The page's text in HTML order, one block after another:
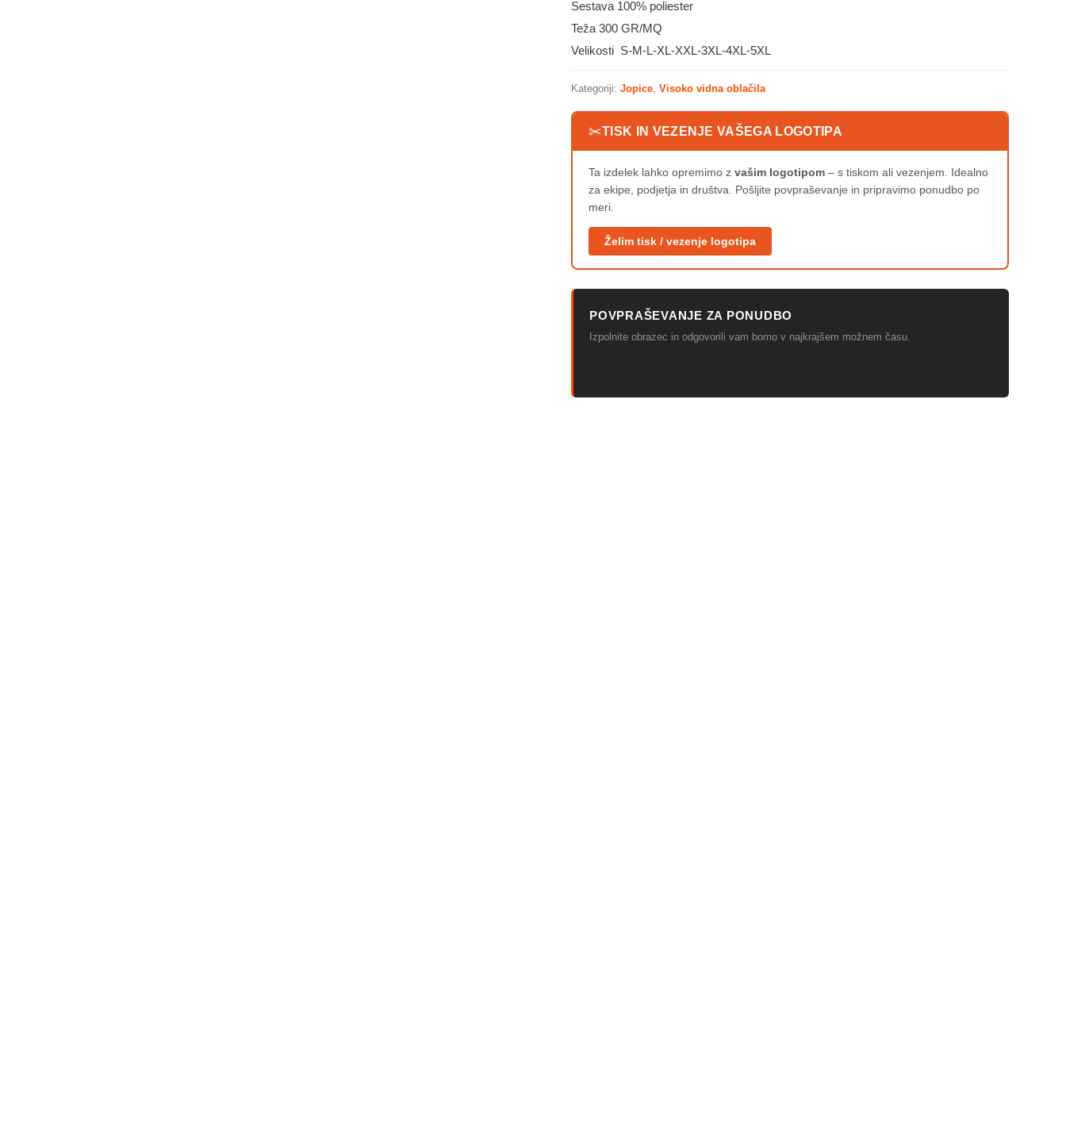
Sestava 100% poliester
Teža 300 GR/MQ
Velikosti S-M-L-XL-XXL-3XL-4XL-5XL
Kategoriji: Jopice Visoko vidna oblačila
✂TISK IN VEZENJE VAŠEGA LOGOTIPA
Ta izdelek lahko opremimo z vašim logotipom – s tiskom ali vezenjem. Idealno
za ekipe, podjetja in društva. Pošljite povpraševanje in pripravimo ponudbo po
meri.
Želim tisk / vezenje logotipa
POVPRAŠEVANJE ZA PONUDBO
Izpolnite obrazec in odgovorili vam bomo v najkrajšem možnem času.